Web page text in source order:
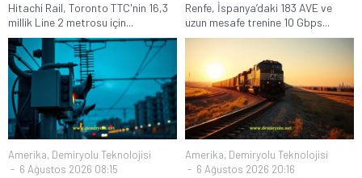
Hitachi Rail, Toronto TTC'nin 16,3
millik Line 2 metrosu için...
Renfe, İspanya’daki 183 AVE ve
uzun mesafe trenine 10 Gbps...
Amerika, Demiryolu Teknolojisi
6 Ağustos 2026 08:15
Amerika, Demiryolu Teknolojisi
6 Ağustos 2026 20:16